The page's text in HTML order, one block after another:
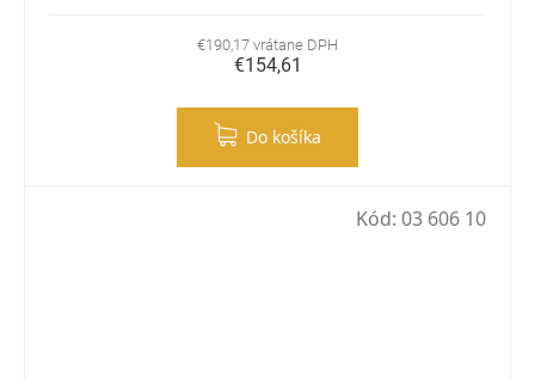
€190,17 vrátane DPH
€154,61
Do košíka
Kód: 03 606 10